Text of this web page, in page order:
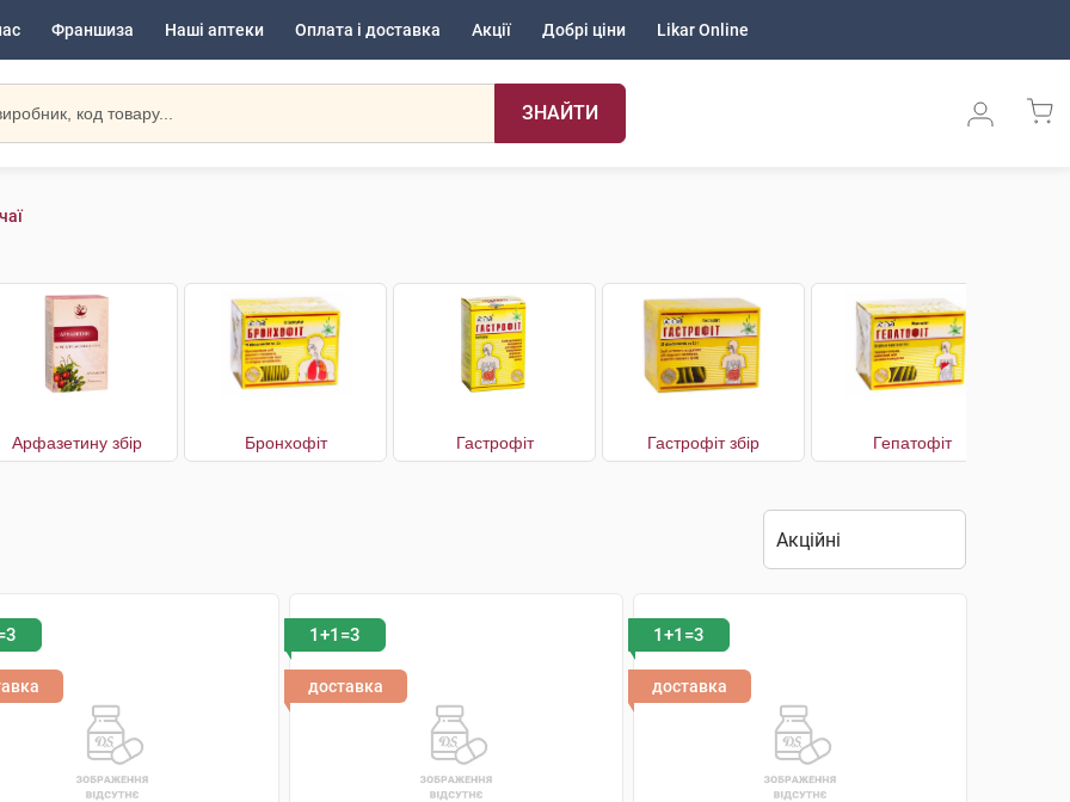
Франшиза Наші аптеки Оплата і доставка Акції Добрі ціни Likar Online
ЗНАЙТИ
Арфазетину збір Бронхофіт Гастрофіт Гастрофіт збір Гепатофіт
1+1=3
доставка
1+1=3
доставка